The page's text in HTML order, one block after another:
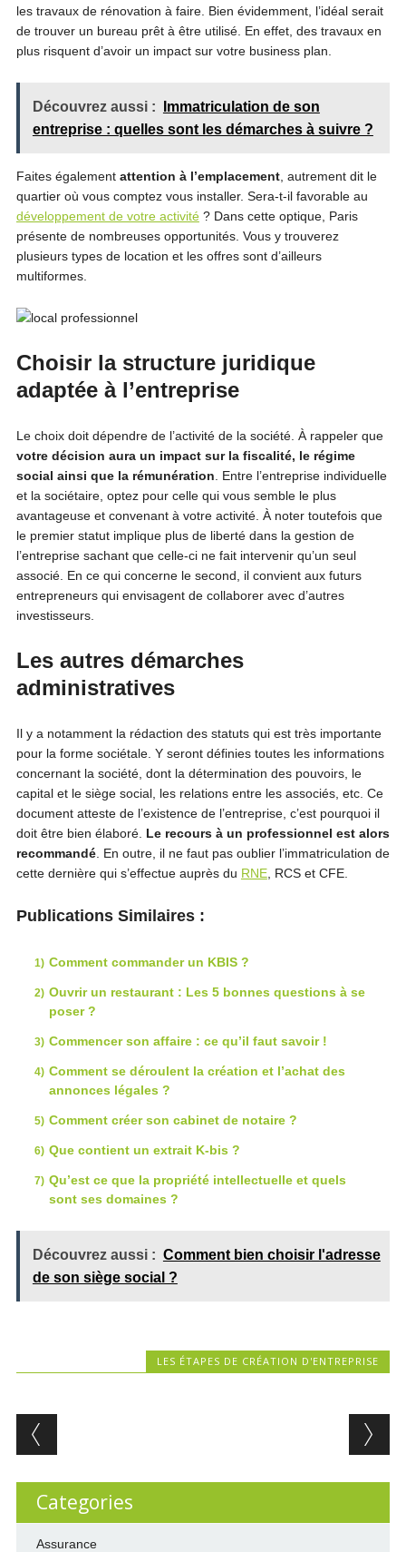
les travaux de rénovation à faire. Bien évidemment, l’idéal serait
de trouver un bureau prêt à être utilisé. En effet, des travaux en
plus risquent d’avoir un impact sur votre business plan.
Découvrez aussi :
Immatriculation de son
entreprise : quelles sont les démarches à suivre ?
Faites également attention à l’emplacement, autrement dit le
quartier où vous comptez vous installer. Sera-t-il favorable au
développement de votre activité? Dans cette optique, Paris
présente de nombreuses opportunités. Vous y trouverez
plusieurs types de location et les offres sont d’ailleurs
multiformes.
Choisir la structure juridique
adaptée à l’entreprise
Le choix doit dépendre de l’activité de la société. À rappeler que
votre décision aura un impact sur la fiscalité, le régime
social ainsi que la rémunération . Entre l’entreprise individuelle
et la sociétaire, optez pour celle qui vous semble le plus
avantageuse et convenant à votre activité. À noter toutefois que
le premier statut implique plus de liberté dans la gestion de
l’entreprise sachant que celle-ci ne fait intervenir qu’un seul
associé. En ce qui concerne le second, il convient aux futurs
entrepreneurs qui envisagent de collaborer avec d’autres
investisseurs.
Les autres démarches
administratives
Il y a notamment la rédaction des statuts qui est très importante
pour la forme sociétale. Y seront définies toutes les informations
concernant la société, dont la détermination des pouvoirs, le
capital et le siège social, les relations entre les associés, etc. Ce
document atteste de l’existence de l’entreprise, c’est pourquoi il
doit être bien élaboré. Le recours à un professionnel est alors
recommandé. En outre, il ne faut pas oublier l’immatriculation de
cette dernière qui s’effectue auprès du RNE, RCS et CFE.
Publications Similaires :
Comment commander un KBIS ?
Ouvrir un restaurant : Les 5 bonnes questions à se
poser ?
Commencer son affaire : ce qu’il faut savoir !
Comment se déroulent la création et l’achat des
annonces légales ?
Comment créer son cabinet de notaire ?
Que contient un extrait K-bis ?
Qu’est ce que la propriété intellectuelle et quels
sont ses domaines ?
Découvrez aussi : Comment bien choisir l'adresse
de son siège social ?
LES ÉTAPES DE CRÉATION D'ENTREPRISE
Post navigation
Categories
Assurance